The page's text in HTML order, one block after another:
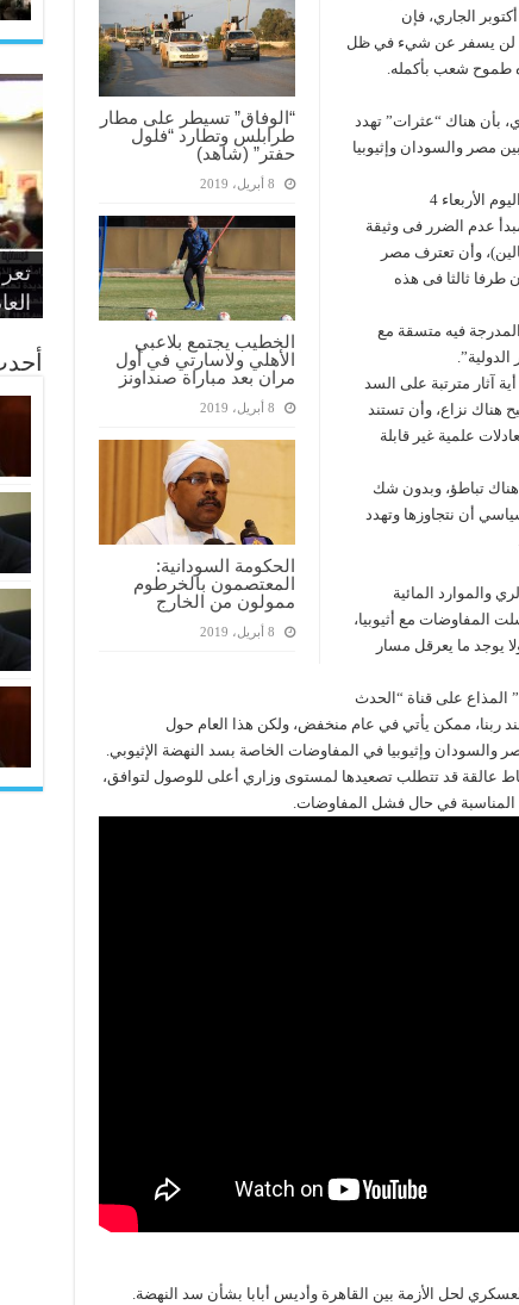
“الوفاق” تسيطر على مطار
طرابلس وتطارد “فلول
حفتر” (شاهد)
8 أبريل، 2019
الخطيب يجتمع بلاعبي
الأهلي ولاسارتي في أول
مران بعد مباراة صنداونز
8 أبريل، 2019
الحكومة السودانية:
المعتصمون بالخرطوم
ممولون من الخارج
8 أبريل، 2019
لصحيفة نيويورك تايمز الأمريكية في تقرير له يوم 2 أكتوبر الجاري، فإن
لن يسفر عن شيء في ظل
طموح شعب بأكمله.
بأن هناك “عثرات” تهدد
الثلاثى الموقع في مارس عام 2015، بين مصر والسودان وإثيوبيا
وأوضح شكري في حوار مع صحيفة الأهرام في عدد اليوم الأربعاء 4
بمبدأ عدم الضرر فى وثيقة
وأن تعترف مصر
طرفا ثالثا فى هذه
فيه متسقة مع
آثار مترتبة على السد
هناك نزاع، وأن تستند
علمية غير قابلة
تباطؤ، وبدون شك
أن نتجاوزها وتهدد
والموارد المائية
المفاوضات مع أثيوبيا،
يوجد ما يعرقل مسار
المذاع على قناة “الحدث
ربنا، ممكن يأتي في عام منخفض، ولكن هذا العام حول
والسودان وإثيوبيا في المفاوضات الخاصة بسد النهضة الإثيوبي.
عالقة قد تتطلب تصعيدها لمستوى وزاري أعلى للوصول لتوافق،
في حال فشل المفاوضات.
لحل الأزمة بين القاهرة وأديس أبابا بشأن سد النهضة.